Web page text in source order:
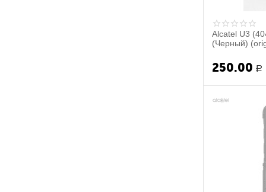
Alcatel U3
(Черный)
250.00 Р